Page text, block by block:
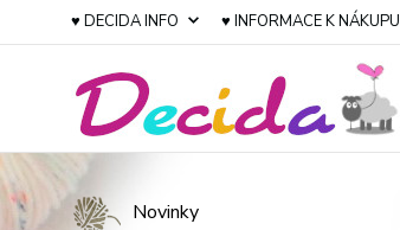
♥ DECIDA INFO ♥ INFORMACE K NÁKUPU
Novinky